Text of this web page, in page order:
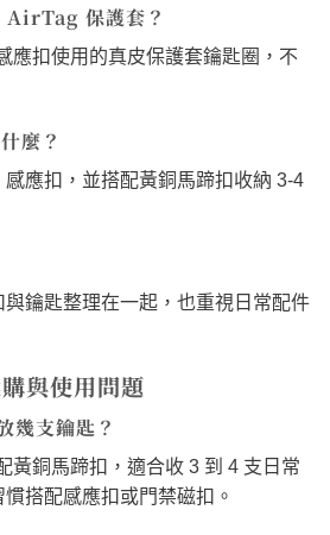
保護套？
應扣使用的真皮保護套鑰匙圈，不
麼？
應扣，並搭配黃銅馬蹄扣收納 3-4
鑰匙整理在一起，也重視日常配件
與使用問題
幾支鑰匙？
黃銅馬蹄扣，適合收 3 到 4 支日常
搭配感應扣或門禁磁扣。